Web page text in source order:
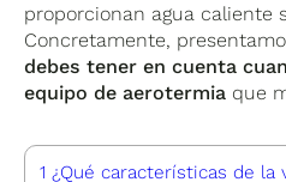
proporcionan agua caliente
Concretamente,
debes tener en cuenta
equipo de aerotermia que
1 ¿Qué características de la